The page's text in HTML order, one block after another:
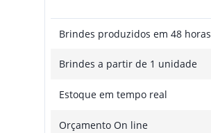
Brindes produzidos em 48 horas
Brindes a partir de 1 unidade
Estoque em tempo real
Orçamento On line